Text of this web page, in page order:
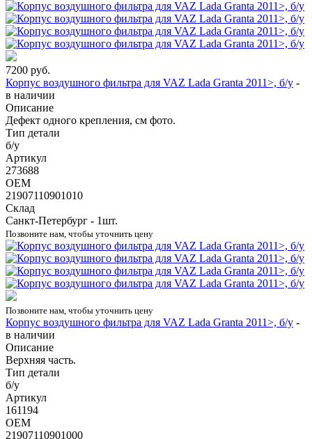
7200 руб.
Корпус воздушного фильтра для VAZ Lada Granta 2011>, б/у -
в наличии
Описание
Дефект одного крепления, см фото.
Тип детали
б/у
Артикул
273688
OEM
21907110901010
Склад
Санкт-Петербург - 1шт.
Позвоните нам, чтобы уточнить цену
Позвоните нам, чтобы уточнить цену
Корпус воздушного фильтра для VAZ Lada Granta 2011>, б/у -
в наличии
Описание
Верхняя часть.
Тип детали
б/у
Артикул
161194
OEM
21907110901000